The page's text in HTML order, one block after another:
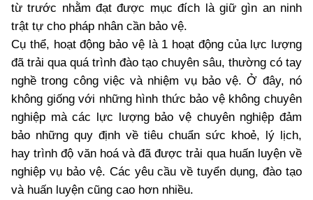
từ trước nhằm đạt được mục đích là giữ gìn an ninh
trật tự cho pháp nhân cần bảo vệ.
Cụ thể, hoạt động bảo vệ là 1 hoạt động của lực lượng
đã trải qua quá trình đào tạo chuyên sâu, thường có tay
nghề trong công việc và nhiệm vụ bảo vệ. Ở đây, nó
không giống với những hình thức bảo vệ không chuyên
nghiệp mà các lực lượng bảo vệ chuyên nghiệp đảm
bảo những quy định về tiêu chuẩn sức khoẻ, lý lịch,
hay trình độ văn hoá và đã được trải qua huấn luyện về
nghiệp vụ bảo vệ. Các yêu cầu về tuyển dụng, đào tạo
và huấn luyện cũng cao hơn nhiều.